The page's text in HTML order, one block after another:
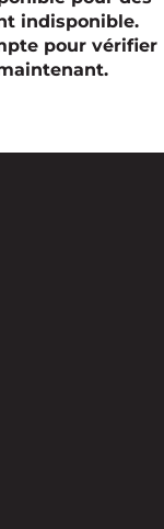
indisponible.
pour vérifier